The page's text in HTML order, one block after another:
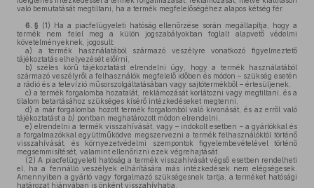
való bemutatását megtiltani, ha a termék megfelelőségéhez alapos kétség fér.
6. § (1) Ha a piacfelügyeleti hatóság ellenőrzése során megállapítja, hogy a
termék nem felel meg a külön jogszabályokban foglalt alapvető védelmi
követelményeknek, jogosult:
a) a termék használatából származó veszélyre vonatkozó figyelmeztető
tájékoztatás elhelyezését előírni,
b) széles körű tájékoztatást elrendelni úgy, hogy a termék használatából
származó veszélyről a felhasználók megfelelő időben és módon – szükség esetén
a rádió és a televízió műsorszolgáltatásában vagy sajtótermékből – értesüljenek,
c) a termék forgalomba hozatalát, reklámozását korlátozni vagy megtiltani, és a
tilalom betartásához szükséges kísérő intézkedéseket megtenni,
d) a már forgalomba hozott termék forgalomból való kivonását, és az erről való
tájékoztatást a b) pontban meghatározott módon elrendelni,
e) elrendelni a termék visszahívását, vagy – indokolt esetben – a gyártókkal és
a forgalmazókkal együttműködve megszervezni a termék felhasználóktól történő
visszahívását, és környezetvédelmi szempontok figyelembevételével történő
megsemmisítését, valamint ellenőrizni ezek végrehajtását.
(2) A piacfelügyeleti hatóság a termék visszahívását végső esetben rendelheti
el, ha a fennálló veszélyek elhárítására más intézkedések nem elégségesek.
Amennyiben a gyártó vagy forgalmazó szükségesnek tartja, a terméket hatósági
határozat hiányában is önként visszahívhatja.